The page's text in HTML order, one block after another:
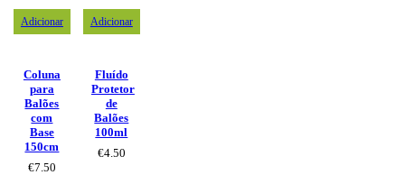
Adicionar
Coluna
para
Balões
com
Base
150cm
€7.50
Adicionar
Fluído
Protetor
de
Balões
100ml
€4.50